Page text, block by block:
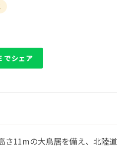
でシェア
さ11mの大鳥居を備え、北陸道